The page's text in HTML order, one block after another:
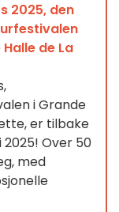
2025, den
de La
i Grande
er tilbake
2025! Over 50
med